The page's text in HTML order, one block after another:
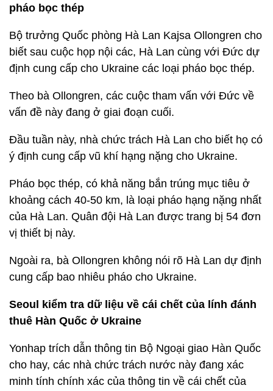
pháo bọc thép
Bộ trưởng Quốc phòng Hà Lan Kajsa Ollongren cho
biết sau cuộc họp nội các, Hà Lan cùng với Đức dự
định cung cấp cho Ukraine các loại pháo bọc thép.
Theo bà Ollongren, các cuộc tham vấn với Đức về
vấn đề này đang ở giai đoạn cuối.
Đầu tuần này, nhà chức trách Hà Lan cho biết họ có
ý định cung cấp vũ khí hạng nặng cho Ukraine.
Pháo bọc thép, có khả năng bắn trúng mục tiêu ở
khoảng cách 40-50 km, là loại pháo hạng nặng nhất
của Hà Lan. Quân đội Hà Lan được trang bị 54 đơn
vị thiết bị này.
Ngoài ra, bà Ollongren không nói rõ Hà Lan dự định
cung cấp bao nhiêu pháo cho Ukraine.
Seoul kiểm tra dữ liệu về cái chết của lính đánh
thuê Hàn Quốc ở Ukraine
Yonhap trích dẫn thông tin Bộ Ngoại giao Hàn Quốc
cho hay, các nhà chức trách nước này đang xác
minh tính chính xác của thông tin về cái chết của